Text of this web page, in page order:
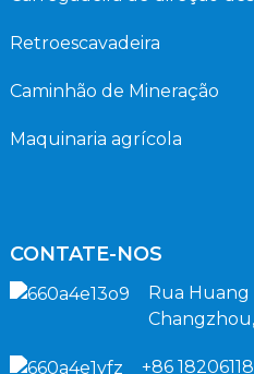
Retroescavadeira
Caminhão de Mineração
Maquinaria agrícola
CONTATE-NOS
Rua Huang
+86